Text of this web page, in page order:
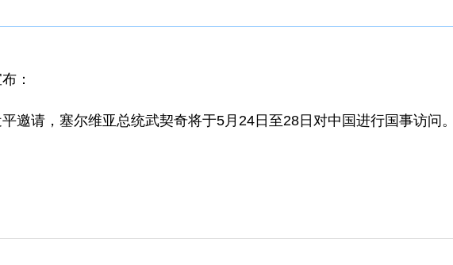
：
邀请，塞尔维亚总统武契奇将于5月24日至28日对中国进行国事访问。